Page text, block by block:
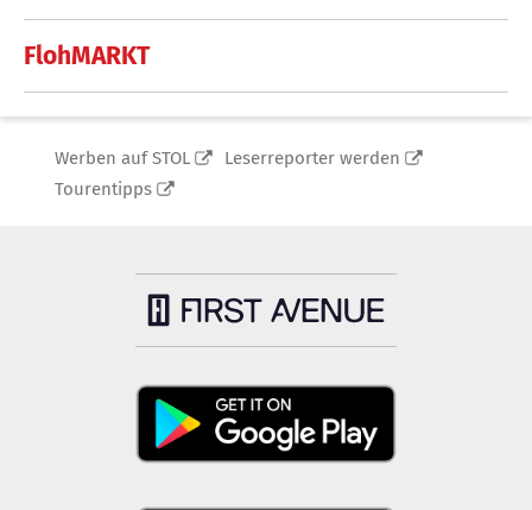
FlohMARKT
Werben auf STOL
Leserreporter werden
Tourentipps